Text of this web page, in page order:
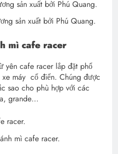
sản xuất bởi Phú Quang.
mì cafe racer
yên cafe racer lắp đặt phổ
máy cổ điển. Chúng được
sao cho phù hợp với các
grande…
mì cafe racer.